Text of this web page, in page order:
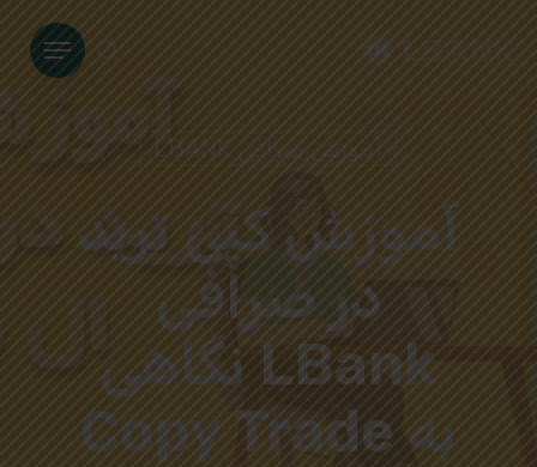
Menu
آموزش صرافی LBANK
آموزش کپی ترید
در صرافی
LBank نگاهی
به Copy Trade